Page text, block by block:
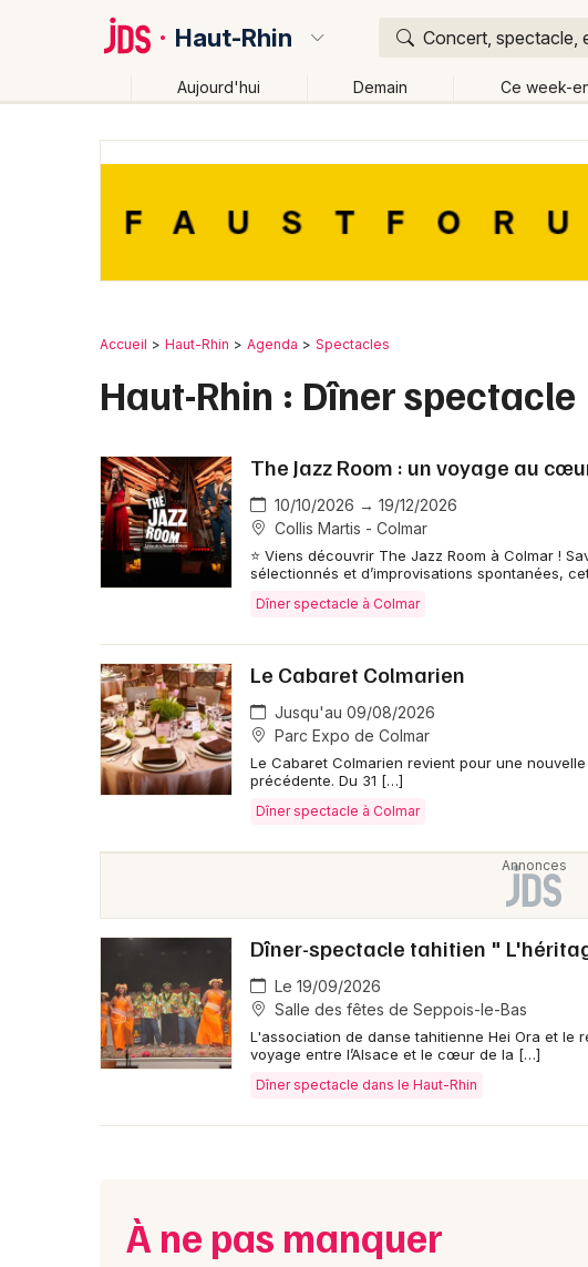
Haut-Rhin Concert, spectacle,
Aujourd'hui Demain Ce week-
Accueil Haut-Rhin Agenda Spectacles
Haut-Rhin : Dîner spectacle
The Jazz Room : un voyage au
10/10/2026 → 19/12/2026
Collis Martis - Colmar
⭐ Viens découvrir The Jazz Room à Colmar !
sélectionnés et d’improvisations spontanées,
Dîner spectacle à Colmar
Le Cabaret Colmarien
Jusqu'au 09/08/2026
Parc Expo de Colmar
Le Cabaret Colmarien revient pour une
précédente. Du 31 […]
Dîner spectacle à Colmar
Dîner-spectacle tahitien "
Le 19/09/2026
Salle des fêtes de Seppois-le-Bas
L'association de danse tahitienne Hei Ora et le
voyage entre l’Alsace et le cœur de la […]
Dîner spectacle dans le Haut-Rhin
À ne pas manquer
Où ?